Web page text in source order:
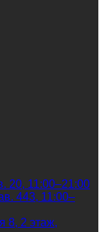
20, 11:00–21:00
443, 11:00–
8, 2 этаж,